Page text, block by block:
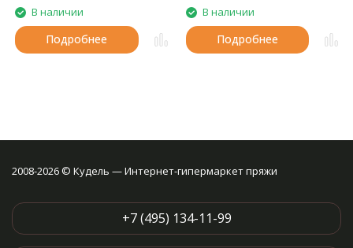
В наличии
Подробнее
В наличии
Подробнее
2008-2026 © Кудель — Интернет-гипермаркет пряжи
+7 (495) 134-11-99